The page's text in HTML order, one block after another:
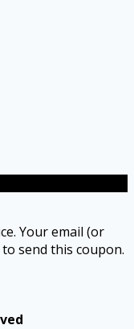
Your email (or
send this coupon.